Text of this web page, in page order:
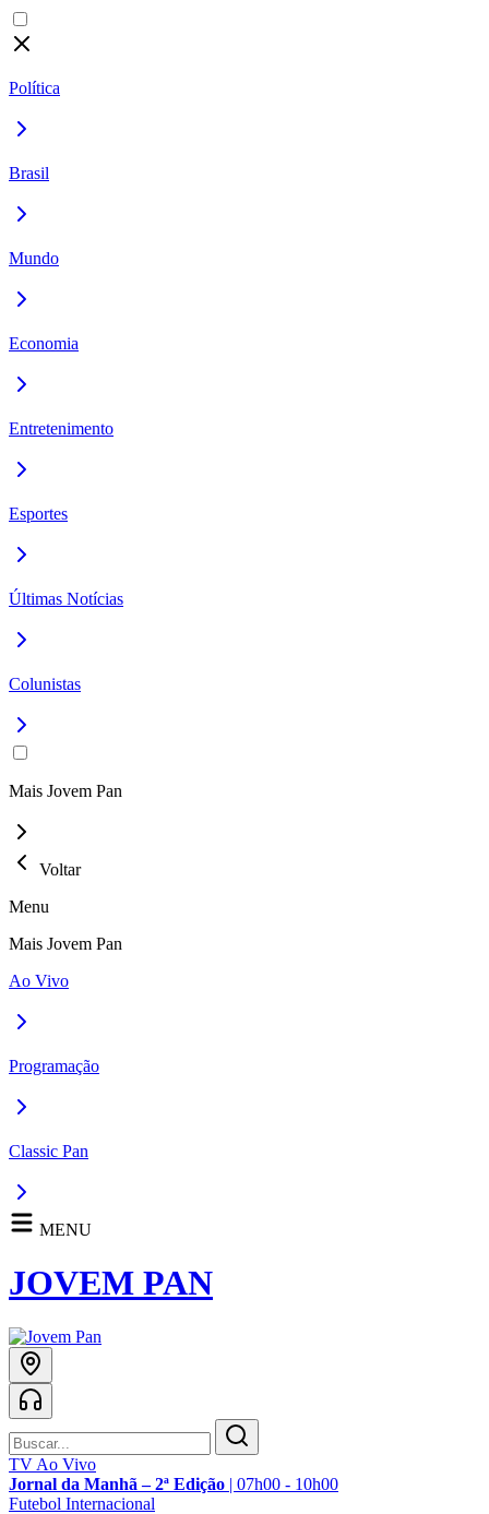
Política
Brasil
Mundo
Economia
Entretenimento
Esportes
Últimas Notícias
Colunistas
Mais Jovem Pan
Voltar
Menu
Mais Jovem Pan
Ao Vivo
Programação
Classic Pan
MENU
JOVEM PAN
TV Ao Vivo
Jornal da Manhã – 2ª Edição | 07h00 - 10h00
Futebol Internacional